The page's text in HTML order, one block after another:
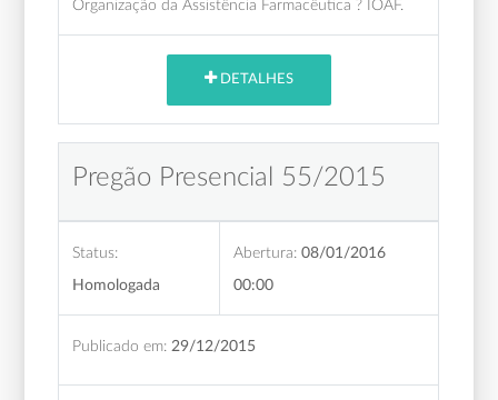
Organização da Assistência Farmacêutica ? IOAF.
DETALHES
Pregão Presencial 55/2015
Status:
Homologada
Abertura: 08/01/2016
00:00
Publicado em: 29/12/2015